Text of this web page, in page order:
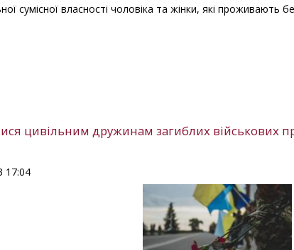
сумісної власності чоловіка та жінки, які проживають
цивільним дружинам загиблих військових
17:04